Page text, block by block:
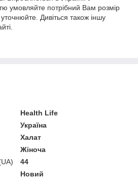
умовляйте потрібний Вам розмір
Дивіться також іншу
Health Life
Україна
Халат
Жіноча
44
Новий